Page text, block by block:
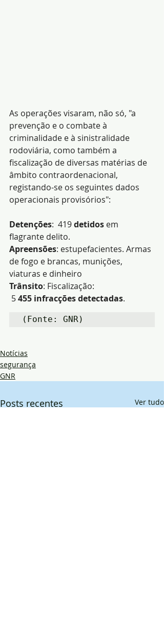
As operações visaram, não só, "a
prevenção e o combate à
criminalidade e à sinistralidade
rodoviária, como também a
fiscalização de diversas matérias de
âmbito contraordenacional,
registando-se os seguintes dados
operacionais provisórios":
Detenções:  419 detidos em
flagrante delito.
Apreensões: estupefacientes. Armas
de fogo e brancas, munições,
viaturas e dinheiro
Trânsito: Fiscalização:
5 455 infracções detectadas.
(Fonte: GNR)
Notícias
segurança
GNR
Posts recentes Ver tudo